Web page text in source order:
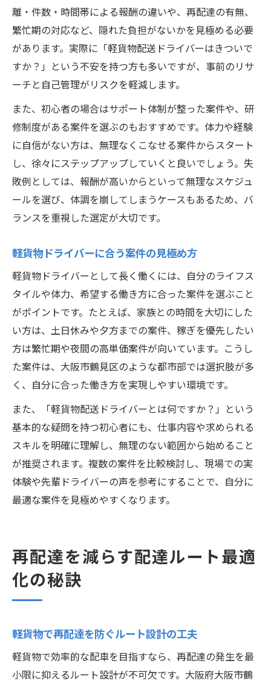
離・件数・時間帯による報酬の違いや、再配達の有無、
繁忙期の対応など、隠れた負担がないかを見極める必要
があります。実際に「軽貨物配送ドライバーはきついで
すか？」という不安を持つ方も多いですが、事前のリサ
ーチと自己管理がリスクを軽減します。
また、初心者の場合はサポート体制が整った案件や、研
修制度がある案件を選ぶのもおすすめです。体力や経験
に自信がない方は、無理なくこなせる案件からスタート
し、徐々にステップアップしていくと良いでしょう。失
敗例としては、報酬が高いからといって無理なスケジュ
ールを選び、体調を崩してしまうケースもあるため、バ
ランスを重視した選定が大切です。
軽貨物ドライバーに合う案件の見極め方
軽貨物ドライバーとして長く働くには、自分のライフス
タイルや体力、希望する働き方に合った案件を選ぶこと
がポイントです。たとえば、家族との時間を大切にした
い方は、土日休みや夕方までの案件、稼ぎを優先したい
方は繁忙期や夜間の高単価案件が向いています。こうし
た案件は、大阪市鶴見区のような都市部では選択肢が多
く、自分に合った働き方を実現しやすい環境です。
また、「軽貨物配送ドライバーとは何ですか？」という
基本的な疑問を持つ初心者にも、仕事内容や求められる
スキルを明確に理解し、無理のない範囲から始めること
が推奨されます。複数の案件を比較検討し、現場での実
体験や先輩ドライバーの声を参考にすることで、自分に
最適な案件を見極めやすくなります。
再配達を減らす配達ルート最適
化の秘訣
軽貨物で再配達を防ぐルート設計の工夫
軽貨物で効率的な配車を目指すなら、再配達の発生を最
小限に抑えるルート設計が不可欠です。大阪府大阪市鶴